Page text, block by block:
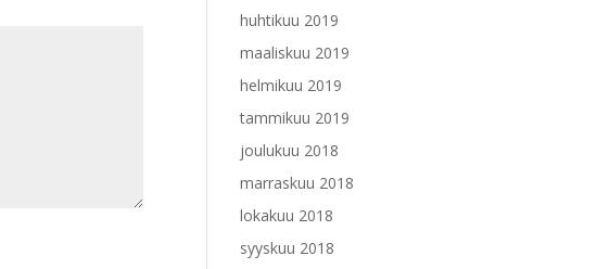
huhtikuu 2019
maaliskuu 2019
helmikuu 2019
tammikuu 2019
joulukuu 2018
marraskuu 2018
lokakuu 2018
syyskuu 2018